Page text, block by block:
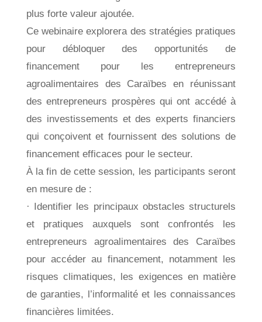
plus forte valeur ajoutée.
Ce webinaire explorera des stratégies pratiques
pour débloquer des opportunités de
financement pour les entrepreneurs
agroalimentaires des Caraïbes en réunissant
des entrepreneurs prospères qui ont accédé à
des investissements et des experts financiers
qui conçoivent et fournissent des solutions de
financement efficaces pour le secteur.
À la fin de cette session, les participants seront
en mesure de :
· Identifier les principaux obstacles structurels
et pratiques auxquels sont confrontés les
entrepreneurs agroalimentaires des Caraïbes
pour accéder au financement, notamment les
risques climatiques, les exigences en matière
de garanties, l’informalité et les connaissances
financières limitées.